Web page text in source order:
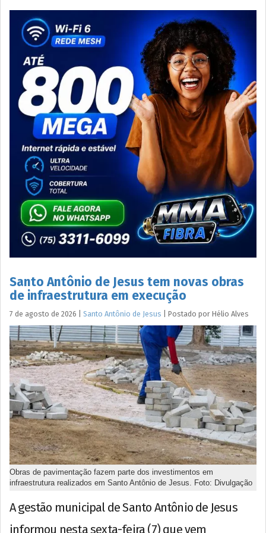
Santo Antônio de Jesus tem novas obras
de infraestrutura em execução
7 de agosto de 2026 Santo Antônio de Jesus Postado por Hélio Alves
Obras de pavimentação fazem parte dos investimentos em
infraestrutura realizados em Santo Antônio de Jesus. Foto: Divulgação
A gestão municipal de Santo Antônio de Jesus
informou nesta sexta-feira (7) que vem